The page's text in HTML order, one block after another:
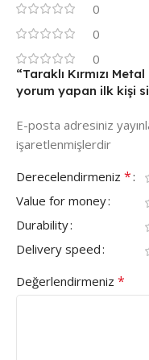
0
0
0
“Taraklı Kırmızı
yorum yapan ilk kişi
E-posta adresiniz
işaretlenmişlerdir
Derecelendirmeniz *
Value for money
Durability
Delivery speed
Değerlendirmeniz *